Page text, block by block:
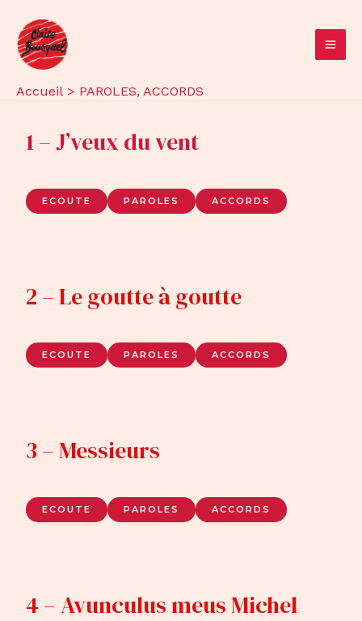
contenu
Accueil PAROLES, ACCORDS
1 – J’veux du vent
ECOUTE PAROLES ACCORDS
2 – Le goutte à goutte
ECOUTE PAROLES ACCORDS
3 – Messieurs
ECOUTE PAROLES ACCORDS
4 – Avunculus meus Michel